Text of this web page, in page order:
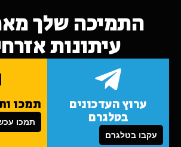
התמיכה שלך
עיתונות
ערוץ העדכונים
בטלגרם
עקבו בטלגרם
תמכו
תמכו